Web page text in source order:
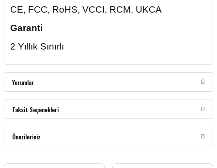
CE, FCC, RoHS, VCCI, RCM, UKCA
Garanti
2 Yıllık Sınırlı
Yorumlar
Bu ürüne ilk yorumu siz yapın!
Taksit Seçenekleri
Önerileriniz
Bu ürünün fiyat bilgisi, resim, ürün açıklamalarında ve diğer konularda yetersiz